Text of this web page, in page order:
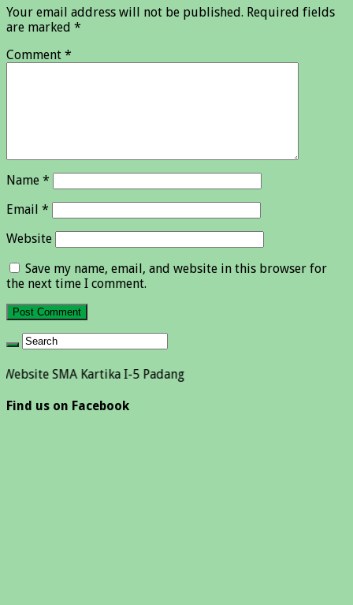
Your email address will not be published. Required fields
are marked *
Comment *
Name *
Email *
Website
Save my name, email, and website in this browser for
the next time I comment.
Kartika I-5 Padang
Find us on Facebook